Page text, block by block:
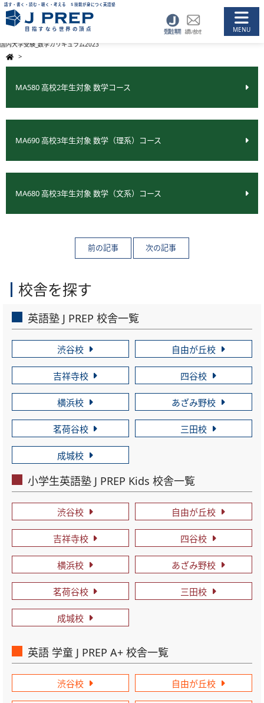
話す・書く・読む・聴く・考える ５技能が身につく英語塾
目指すなら世界の頂点
国内大学受験_数学カリキュラム2023
>
MA580 高校2年生対象 数学コース
MA690 高校3年生対象 数学（理系）コース
MA680 高校3年生対象 数学（文系）コース
校舎を探す
英語塾 J PREP 校舎一覧
渋谷校 自由が丘校
吉祥寺校 四谷校
横浜校 あざみ野校
茗荷谷校 三田校
成城校
小学生英語塾 J PREP Kids 校舎一覧
渋谷校 自由が丘校
吉祥寺校 四谷校
横浜校 あざみ野校
茗荷谷校 三田校
成城校
英語 学童 J PREP A+ 校舎一覧
渋谷校 自由が丘校